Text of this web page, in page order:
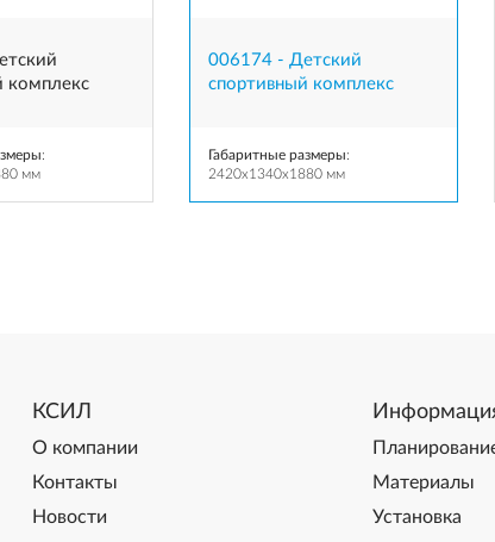
комплекс
:
мм
006174 - Детский
спортивный комплекс
Габаритные размеры:
2420x1340x1880 мм
КСИЛ
О компании
Контакты
Новости
Материалы
Установка